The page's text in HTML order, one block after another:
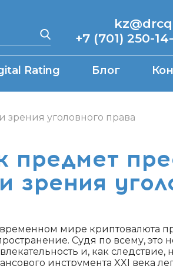
+7 (701) 250-
Rating Блог
зрения уголовного права
предмет
зрения
мире криптовалюта
Судя по всему, это
и, как
инструмента XXI века